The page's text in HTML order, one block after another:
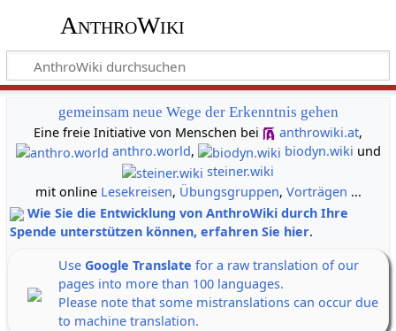
AnthroWiki
gemeinsam neue Wege der Erkenntnis gehen
Eine freie Initiative von Menschen bei
anthrowiki.at,
anthro.world, biodyn.wiki und
steiner.wiki
mit online Lesekreisen, Übungsgruppen, Vorträgen ...
Wie Sie die Entwicklung von AnthroWiki durch Ihre
Spende unterstützen können, erfahren Sie hier.
Use Google Translate for a raw translation of our
pages into more than 100 languages.
Please note that some mistranslations can occur due
to machine translation.